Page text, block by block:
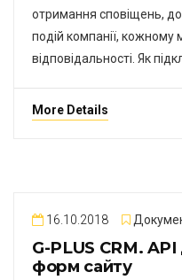
отримання сповіщень,
подій компанії, кожному
відповідальності. Як
More Details
16.10.2018
G-PLUS CRM.
форм сайту